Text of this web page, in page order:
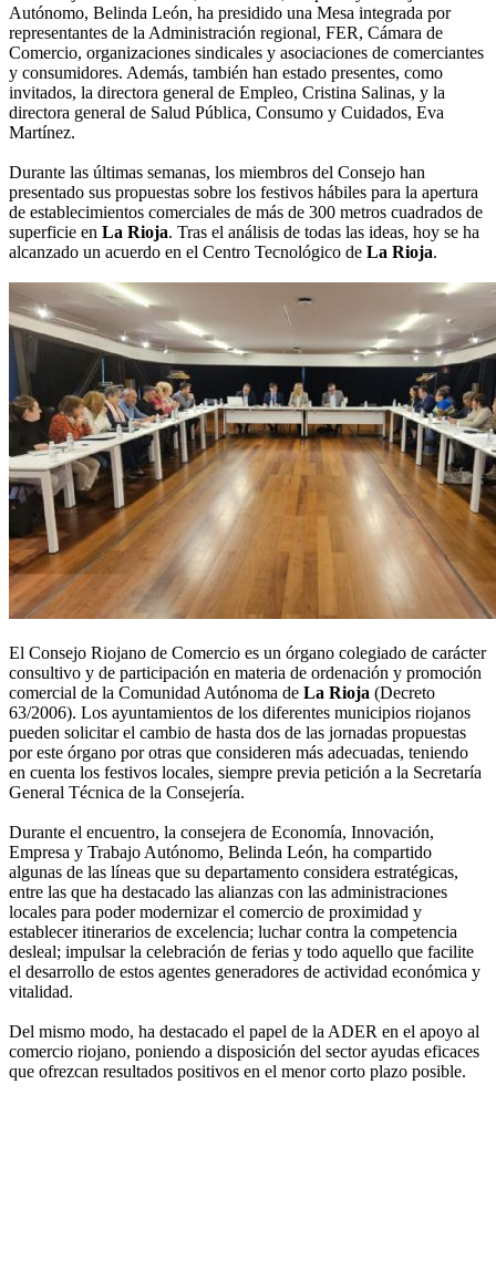
Autónomo, Belinda León, ha presidido una Mesa integrada por
representantes de la Administración regional, FER, Cámara de
Comercio, organizaciones sindicales y asociaciones de comerciantes
y consumidores. Además, también han estado presentes, como
invitados, la directora general de Empleo, Cristina Salinas, y la
directora general de Salud Pública, Consumo y Cuidados, Eva
Martínez.
Durante las últimas semanas, los miembros del Consejo han
presentado sus propuestas sobre los festivos hábiles para la apertura
de establecimientos comerciales de más de 300 metros cuadrados de
superficie en La Rioja. Tras el análisis de todas las ideas, hoy se ha
alcanzado un acuerdo en el Centro Tecnológico de La Rioja.
El Consejo Riojano de Comercio es un órgano colegiado de carácter
consultivo y de participación en materia de ordenación y promoción
comercial de la Comunidad Autónoma de La Rioja (Decreto
63/2006). Los ayuntamientos de los diferentes municipios riojanos
pueden solicitar el cambio de hasta dos de las jornadas propuestas
por este órgano por otras que consideren más adecuadas, teniendo
en cuenta los festivos locales, siempre previa petición a la Secretaría
General Técnica de la Consejería.
Durante el encuentro, la consejera de Economía, Innovación,
Empresa y Trabajo Autónomo, Belinda León, ha compartido
algunas de las líneas que su departamento considera estratégicas,
entre las que ha destacado las alianzas con las administraciones
locales para poder modernizar el comercio de proximidad y
establecer itinerarios de excelencia; luchar contra la competencia
desleal; impulsar la celebración de ferias y todo aquello que facilite
el desarrollo de estos agentes generadores de actividad económica y
vitalidad.
Del mismo modo, ha destacado el papel de la ADER en el apoyo al
comercio riojano, poniendo a disposición del sector ayudas eficaces
que ofrezcan resultados positivos en el menor corto plazo posible.